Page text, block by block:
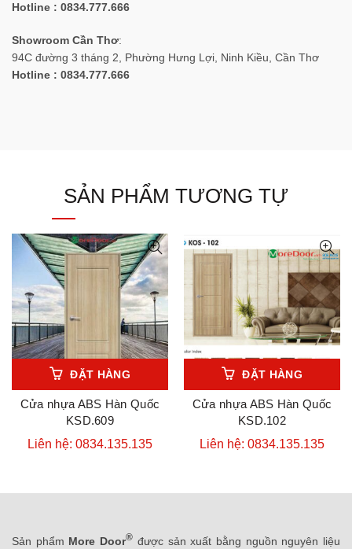
Hotline : 0834.777.666
Showroom Cần Thơ:
94C đường 3 tháng 2, Phường Hưng Lợi, Ninh Kiều, Cần Thơ
Hotline : 0834.777.666
SẢN PHẨM TƯƠNG TỰ
ĐẶT HÀNG
Cửa nhựa ABS Hàn Quốc
KSD.609
Liên hệ: 0834.135.135
ĐẶT HÀNG
Cửa nhựa ABS Hàn Quốc
KSD.102
Liên hệ: 0834.135.135
Sản phẩm More Door® được sản xuất bằng nguồn nguyên liệu